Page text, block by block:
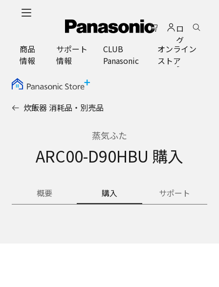
ロ
グ
イ
ン
商品
情報
サポート
情報
CLUB
Panasonic
オンライン
ストア
炊飯器 消耗品・別売品
蒸気ふた
ARC00-D90HBU 購入
概要 購入 サポート